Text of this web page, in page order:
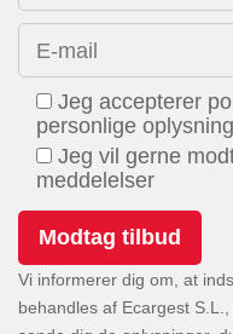
E-mail
Jeg accepterer
personlige
Jeg vil gerne
meddelelser
Vi informerer dig om, at
behandles af Ecargest